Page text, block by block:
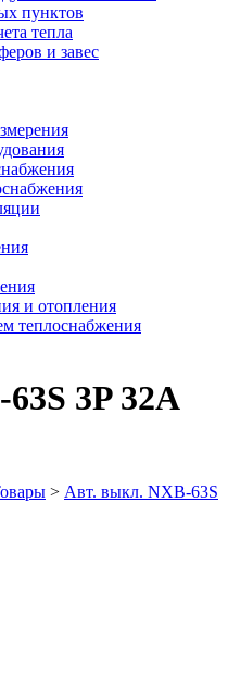
пунктов
тепла
и завес
и отопления
теплоснабжения
3P 32А
> Авт. выкл. NXB-63S